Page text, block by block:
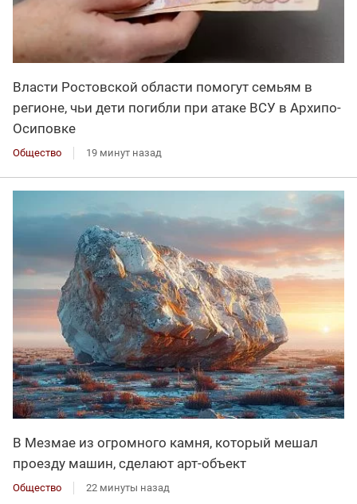
Власти Ростовской области помогут семьям в
регионе, чьи дети погибли при атаке ВСУ в Архипо-
Осиповке
Общество 19 минут назад
В Мезмае из огромного камня, который мешал
проезду машин, сделают арт-объект
Общество 22 минуты назад